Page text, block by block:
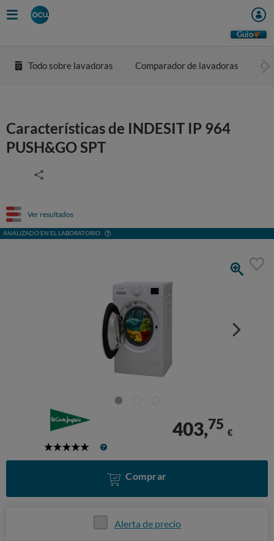
Guio
Todo sobre lavadoras Comparador de lavadoras
Características de INDESIT IP 964
PUSH&GO SPT
Ver resultados
ANALIZADO EN EL LABORATORIO
5
403,75
€
Comprar
Alerta de precio